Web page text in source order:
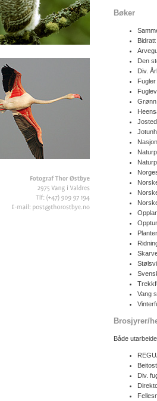
Bøker
Den
Div.
Vang
Brosjyrer/
Både
Div.